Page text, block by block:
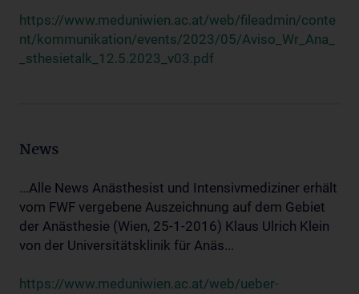
https://www.meduniwien.ac.at/web/fileadmin/conte
nt/kommunikation/events/2023/05/Aviso_Wr_Ana_
_sthesietalk_12.5.2023_v03.pdf
News
...Alle News Anästhesist und Intensivmediziner erhält
vom FWF vergebene Auszeichnung auf dem Gebiet
der Anästhesie (Wien, 25-1-2016) Klaus Ulrich Klein
von der Universitätsklinik für Anäs...
https://www.meduniwien.ac.at/web/ueber-